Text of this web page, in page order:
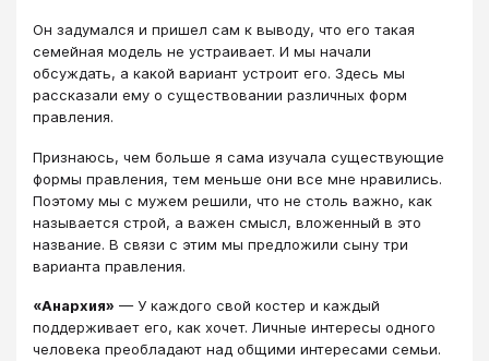
Он задумался и пришел сам к выводу, что его такая
семейная модель не устраивает. И мы начали
обсуждать, а какой вариант устроит его. Здесь мы
рассказали ему о существовании различных форм
правления.
Признаюсь, чем больше я сама изучала существующие
формы правления, тем меньше они все мне нравились.
Поэтому мы с мужем решили, что не столь важно, как
называется строй, а важен смысл, вложенный в это
название. В связи с этим мы предложили сыну три
варианта правления.
«Анархия» — У каждого свой костер и каждый
поддерживает его, как хочет. Личные интересы одного
человека преобладают над общими интересами семьи.